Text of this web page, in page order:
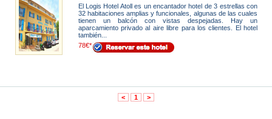
El Logis Hotel Atoll es un encantador hotel de 3 estrellas con
32 habitaciones amplias y funcionales, algunas de las cuales
tienen un balcón con vistas despejadas. Hay un
aparcamiento privado al aire libre para los clientes. El hotel
también...
78€*
< 1 >